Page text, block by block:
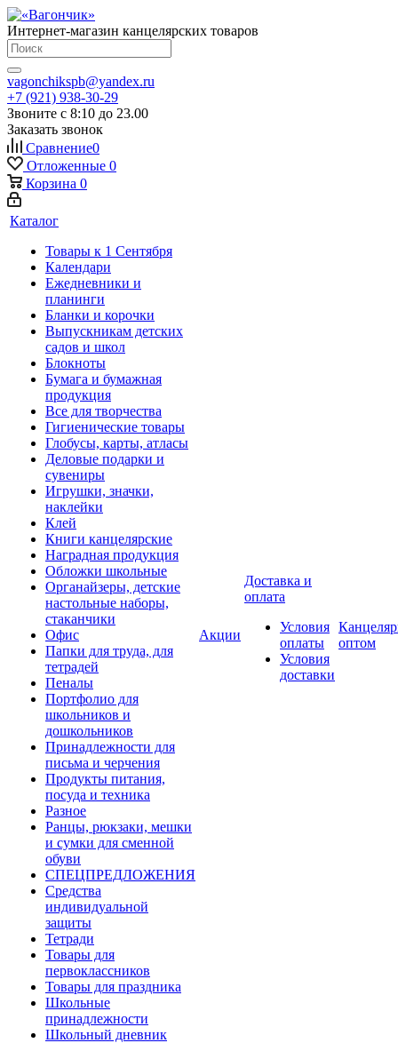
Интернет-магазин канцелярских товаров
vagonchikspb@yandex.ru
+7 (921) 938-30-29
Звоните с 8:10 до 23.00
Заказать звонок
Сравнение0
Отложенные 0
Корзина 0
Каталог
Товары к 1 Сентября
Календари
Ежедневники и
планинги
Бланки и корочки
Выпускникам детских
садов и школ
Блокноты
Бумага и бумажная
продукция
Все для творчества
Гигиенические товары
Глобусы, карты, атласы
Деловые подарки и
сувениры
Игрушки, значки,
наклейки
Клей
Книги канцелярские
Наградная продукция
Обложки школьные
Органайзеры, детские
настольные наборы,
стаканчики
Офис
Папки для труда, для
тетрадей
Пеналы
Портфолио для
школьников и
дошкольников
Принадлежности для
письма и черчения
Продукты питания,
посуда и техника
Разное
Ранцы, рюкзаки, мешки
и сумки для сменной
обуви
СПЕЦПРЕДЛОЖЕНИЯ
Средства
индивидуальной
защиты
Тетради
Товары для
первоклассников
Товары для праздника
Школьные
принадлежности
Школьный дневник
Акции
Доставка и
оплата
Условия
оплаты
Условия
доставки
оптом